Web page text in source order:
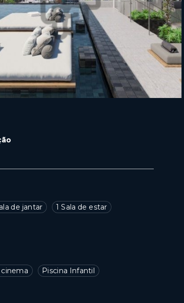
de jantar
1 Sala de estar
Piscina Infantil